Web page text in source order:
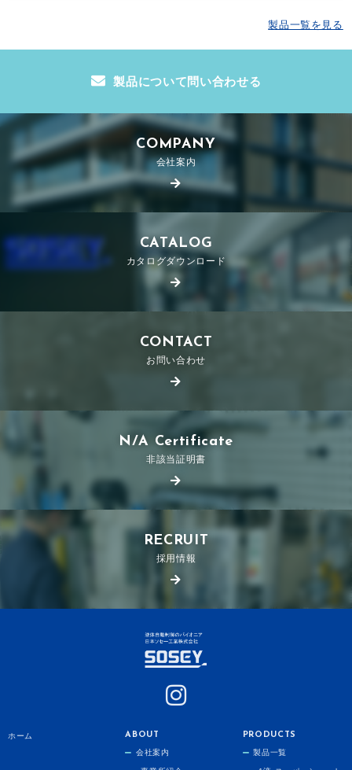
製品一覧を見る
製品について問い合わせる
COMPANY
会社案内
CATALOG
カタログダウンロード
CONTACT
お問い合わせ
N/A Certificate
非該当証明書
RECRUIT
採用情報
ホーム
ABOUT
会社案内
PRODUCTS
製品一覧